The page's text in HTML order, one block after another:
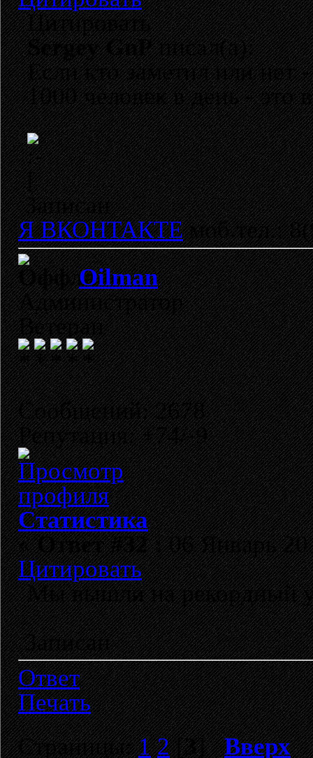
Цитировать
Sergey GnPписал(а):
Если кто заметил или нет
1000 человек в день - это
Записан
Я ВКОНТАКТЕмоб.тел.:
Oilman
Администратор
Ветеран
Сообщений: 2678
Репутация: +74/-9
Статистика
«Ответ #32 :06 Январь
Цитировать
Мы вышли на рекордный
Записан
Ответ
Печать
Страницы:1 2[3]Вверх